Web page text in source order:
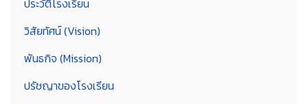
ประวัติโรงเรียน
วิสัยทัศน์ (Vision)
พันธกิจ (Mission)
ปรัชญาของโรงเรียน